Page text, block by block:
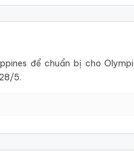
để chuẩn bị cho
5.